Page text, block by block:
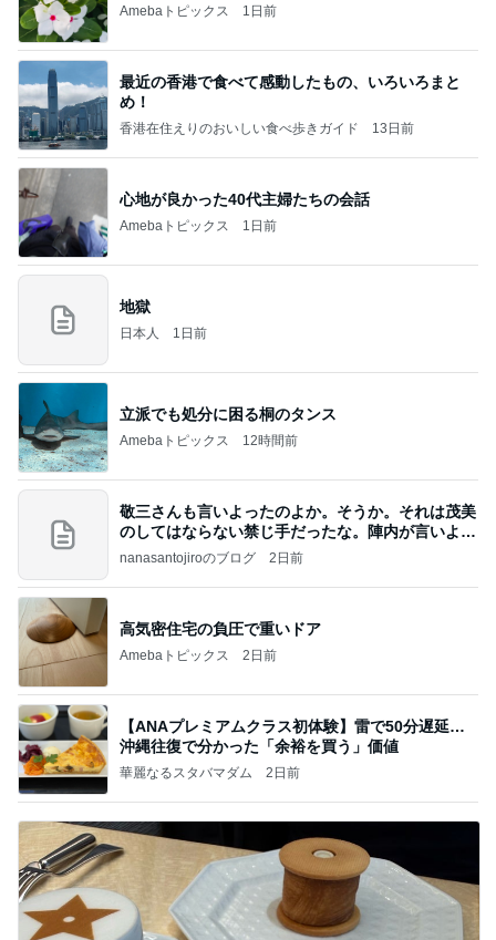
Amebaトピックス 1日前
最近の香港で食べて感動したもの、いろいろまと
め！
香港在住えりのおいしい食べ歩きガイド 13日前
心地が良かった40代主婦たちの会話
Amebaトピックス 1日前
地獄
日本人 1日前
立派でも処分に困る桐のタンス
Amebaトピックス 12時間前
敬三さんも言いよったのよか。そうか。それは茂美
のしてはならない禁じ手だったな。陣内が言いよる
のよ
nanasantojiroのブログ 2日前
高気密住宅の負圧で重いドア
Amebaトピックス 2日前
【ANAプレミアムクラス初体験】雷で50分遅延…
沖縄往復で分かった「余裕を買う」価値
華麗なるスタバマダム 2日前